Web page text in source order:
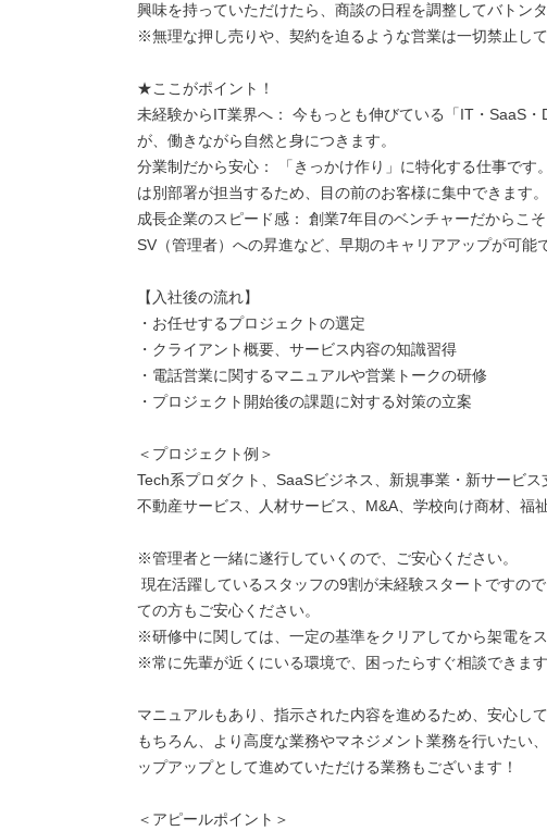
興味を持っていただけたら、商談の日程を調整してバトンタ
※無理な押し売りや、契約を迫るような営業は一切禁止して
★ここがポイント！
未経験からIT業界へ： 今もっとも伸びている「IT・SaaS・
が、働きながら自然と身につきます。
分業制だから安心： 「きっかけ作り」に特化する仕事です
は別部署が担当するため、目の前のお客様に集中できます。
成長企業のスピード感： 創業7年目のベンチャーだからこ
SV（管理者）への昇進など、早期のキャリアアップが可能
【入社後の流れ】
・お任せするプロジェクトの選定
・クライアント概要、サービス内容の知識習得
・電話営業に関するマニュアルや営業トークの研修
・プロジェクト開始後の課題に対する対策の立案
＜プロジェクト例＞
Tech系プロダクト、SaaSビジネス、新規事業・新サービス
不動産サービス、人材サービス、M&A、学校向け商材、福
※管理者と一緒に遂行していくので、ご安心ください。
ての方もご安心ください。
※研修中に関しては、一定の基準をクリアしてから架電をス
※常に先輩が近くにいる環境で、困ったらすぐ相談できます
マニュアルもあり、指示された内容を進めるため、安心して
もちろん、より高度な業務やマネジメント業務を行いたい
ップアップとして進めていただける業務もございます！
＜アピールポイント＞